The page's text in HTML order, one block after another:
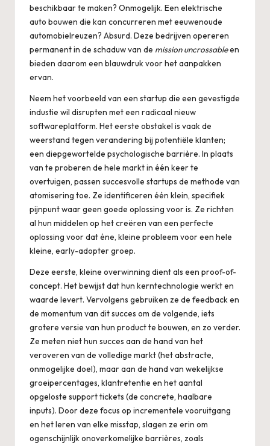
beschikbaar te maken? Onmogelijk. Een elektrische
auto bouwen die kan concurreren met eeuwenoude
automobielreuzen? Absurd. Deze bedrijven opereren
permanent in de schaduw van de mission uncrossableen
bieden daarom een blauwdruk voor het aanpakken
ervan.
Neem het voorbeeld van een startup die een gevestigde
industie wil disrupten met een radicaal nieuw
softwareplatform. Het eerste obstakel is vaak de
weerstand tegen verandering bij potentiële klanten;
een diepgewortelde psychologische barrière. In plaats
van te proberen de hele markt in één keer te
overtuigen, passen succesvolle startups de methode van
atomisering toe. Ze identificeren één klein, specifiek
pijnpunt waar geen goede oplossing voor is. Ze richten
al hun middelen op het creëren van een perfecte
oplossing voor dat éne, kleine probleem voor een hele
kleine, early-adopter groep.
Deze eerste, kleine overwinning dient als een proof-of-
concept. Het bewijst dat hun kerntechnologie werkt en
waarde levert. Vervolgens gebruiken ze de feedback en
de momentum van dit succes om de volgende, iets
grotere versie van hun product te bouwen, en zo verder.
Ze meten niet hun succes aan de hand van het
veroveren van de volledige markt (het abstracte,
onmogelijke doel), maar aan de hand van wekelijkse
groeipercentages, klantretentie en het aantal
opgeloste support tickets (de concrete, haalbare
inputs). Door deze focus op incrementele vooruitgang
en het leren van elke misstap, slagen ze erin om
ogenschijnlijk onoverkomelijke barrières, zoals